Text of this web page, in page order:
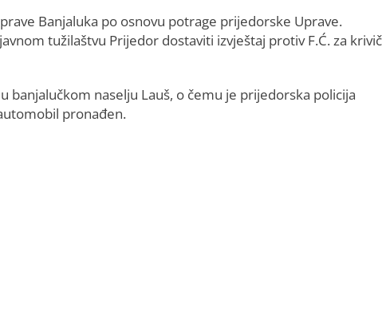
Banjaluka po osnovu potrage prijedorske Uprave.
tužilaštvu Prijedor dostaviti izvještaj protiv F.Ć. za
banjalučkom naselju Lauš, o čemu je prijedorska policija
pronađen.